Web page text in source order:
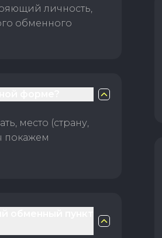
личность,
обменного
место (страну,
покажем